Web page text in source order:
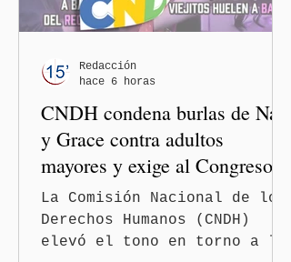
CNDH condena burlas de Nay
y Grace contra adultos
mayores y exige al Congreso
frenar discursos
discriminatorios
La Comisión Nacional de los
Derechos Humanos (CNDH)
elevó el tono en torno a la
Redacción
hace 6 horas